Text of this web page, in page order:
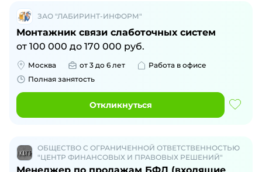
ЗАО "ЛАБИРИНТ-ИНФОРМ"
Монтажник связи слаботочных систем
от 100 000 до 170 000 руб.
Москва от 3 до 6 лет
Работа в офисе
Полная занятость
Откликнуться
ОБЩЕСТВО С ОГРАНИЧЕННОЙ ОТВЕТСТВЕННОСТЬЮ
"ЦЕНТР ФИНАНСОВЫХ И ПРАВОВЫХ РЕШЕНИЙ"